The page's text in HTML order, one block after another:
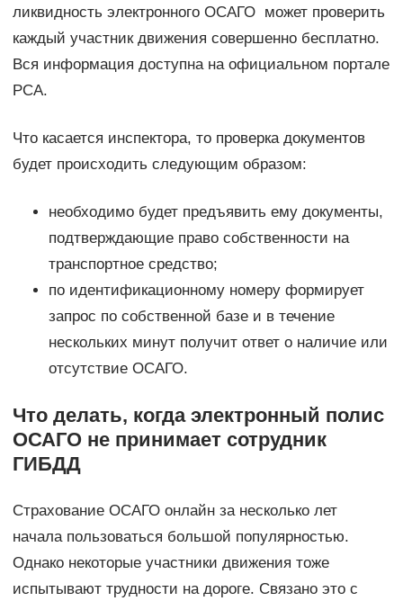
ликвидность электронного ОСАГО может проверить
каждый участник движения совершенно бесплатно.
Вся информация доступна на официальном портале
РСА.
Что касается инспектора, то проверка документов
будет происходить следующим образом:
необходимо будет предъявить ему документы,
подтверждающие право собственности на
транспортное средство;
по идентификационному номеру формирует
запрос по собственной базе и в течение
нескольких минут получит ответ о наличие или
отсутствие ОСАГО.
Что делать, когда электронный полис
ОСАГО не принимает сотрудник
ГИБДД
Страхование ОСАГО онлайн за несколько лет
начала пользоваться большой популярностью.
Однако некоторые участники движения тоже
испытывают трудности на дороге. Связано это с